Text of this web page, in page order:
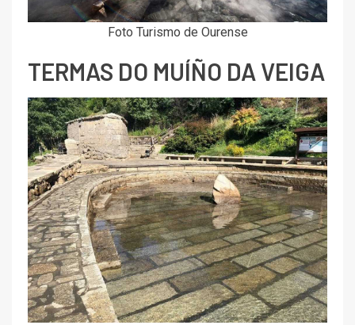
Foto Turismo de Ourense
TERMAS DO MUÍÑO DA VEIGA